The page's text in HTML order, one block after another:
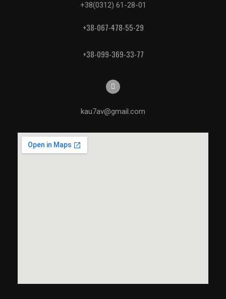
+38(0312) 61-28-01
+38-067-478-55-29
+38-099-369-33-77
kau7av@gmail.com